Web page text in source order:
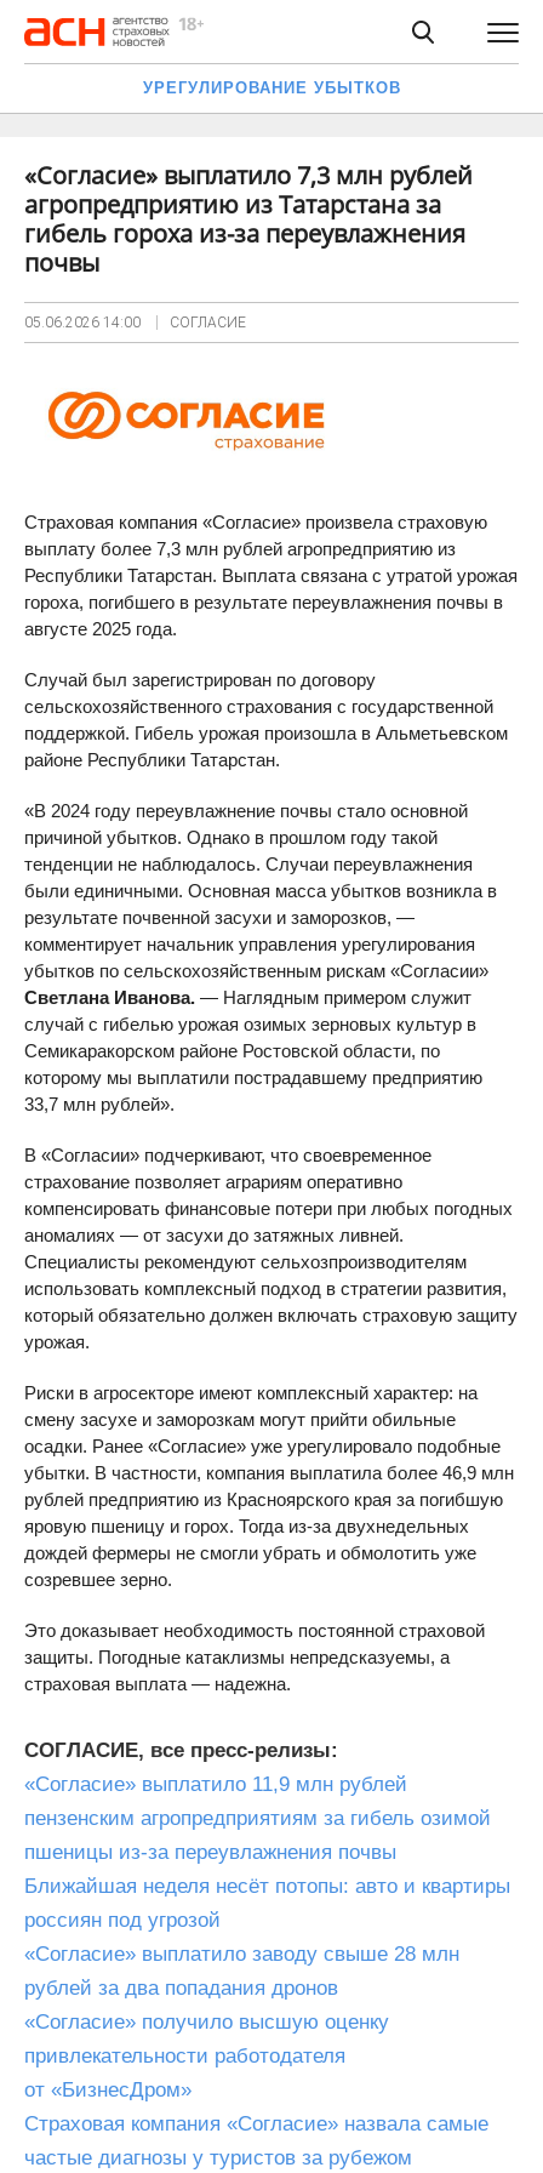
УРЕГУЛИРОВАНИЕ УБЫТКОВ
«Согласие» выплатило 7,3 млн рублей
агропредприятию из Татарстана за
гибель гороха из-за переувлажнения
почвы
05.06.2026 14:00 СОГЛАСИЕ
Страховая компания «Согласие» произвела страховую
выплату более 7,3 млн рублей агропредприятию из
Республики Татарстан. Выплата связана с утратой урожая
гороха, погибшего в результате переувлажнения почвы в
августе 2025 года.
Случай был зарегистрирован по договору
сельскохозяйственного страхования с государственной
поддержкой. Гибель урожая произошла в Альметьевском
районе Республики Татарстан.
«В 2024 году переувлажнение почвы стало основной
причиной убытков. Однако в прошлом году такой
тенденции не наблюдалось. Случаи переувлажнения
были единичными. Основная масса убытков возникла в
результате почвенной засухи и заморозков, —
комментирует начальник управления урегулирования
убытков по сельскохозяйственным рискам «Согласии»
Светлана Иванова. — Наглядным примером служит
случай с гибелью урожая озимых зерновых культур в
Семикаракорском районе Ростовской области, по
которому мы выплатили пострадавшему предприятию
33,7 млн рублей».
В «Согласии» подчеркивают, что своевременное
страхование позволяет аграриям оперативно
компенсировать финансовые потери при любых погодных
аномалиях — от засухи до затяжных ливней.
Специалисты рекомендуют сельхозпроизводителям
использовать комплексный подход в стратегии развития,
который обязательно должен включать страховую защиту
урожая.
Риски в агросекторе имеют комплексный характер: на
смену засухе и заморозкам могут прийти обильные
осадки. Ранее «Согласие» уже урегулировало подобные
убытки. В частности, компания выплатила более 46,9 млн
рублей предприятию из Красноярского края за погибшую
яровую пшеницу и горох. Тогда из-за двухнедельных
дождей фермеры не смогли убрать и обмолотить уже
созревшее зерно.
Это доказывает необходимость постоянной страховой
защиты. Погодные катаклизмы непредсказуемы, а
страховая выплата — надежна.
СОГЛАСИЕ, все пресс-релизы:
«Согласие» выплатило 11,9 млн рублей
пензенским агропредприятиям за гибель озимой
пшеницы из-за переувлажнения почвы
Ближайшая неделя несёт потопы: авто и квартиры
россиян под угрозой
«Согласие» выплатило заводу свыше 28 млн
рублей за два попадания дронов
«Согласие» получило высшую оценку
привлекательности работодателя
от «БизнесДром»
Страховая компания «Согласие» назвала самые
частые диагнозы у туристов за рубежом